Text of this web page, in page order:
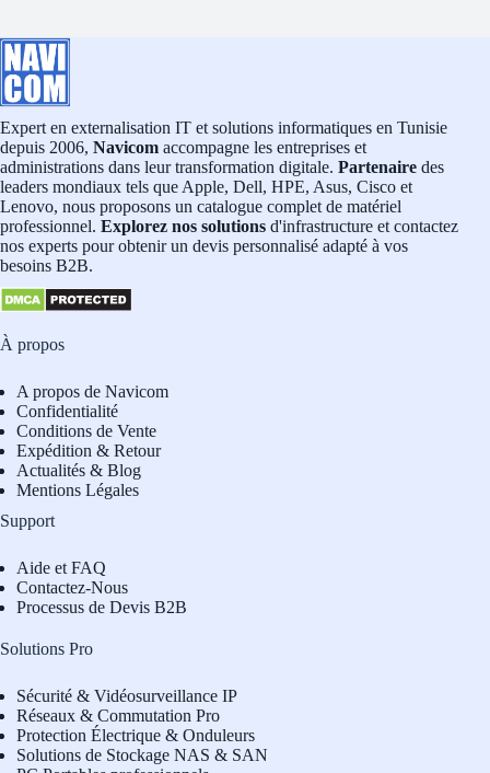
Expert en externalisation IT et solutions informatiques en Tunisie
depuis 2006, Navicom accompagne les entreprises et
administrations dans leur transformation digitale. Partenaire des
leaders mondiaux tels que Apple, Dell, HPE, Asus, Cisco et
Lenovo, nous proposons un catalogue complet de matériel
professionnel. Explorez nos solutions d'infrastructure et contactez
nos experts pour obtenir un devis personnalisé adapté à vos
besoins B2B.
À propos
A propos de Navicom
Confidentialité
Conditions de Vente
Expédition & Retour
Actualités & Blog
Mentions Légales
Support
Aide et FAQ
Contactez-Nous
Processus de Devis B2B
Solutions Pro
Sécurité & Vidéosurveillance IP
Réseaux & Commutation Pro
Protection Électrique & Onduleurs
Solutions de Stockage NAS & SAN